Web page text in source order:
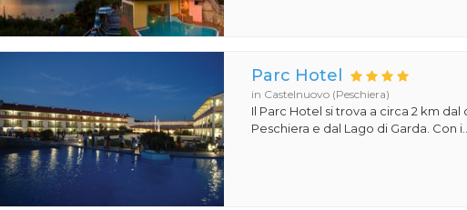
Parc Hotel
in Castelnuovo (Peschiera)
Il Parc Hotel si trova a circa 2 km dal
Peschiera e dal Lago di Garda. Con i...